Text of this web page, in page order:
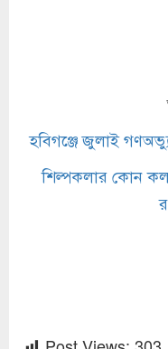
হবিগঞ্জে জুলাই
শিল্পকলার কোন